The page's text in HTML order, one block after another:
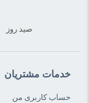
صید روز
خدمات مشتریان
حساب کاربری من